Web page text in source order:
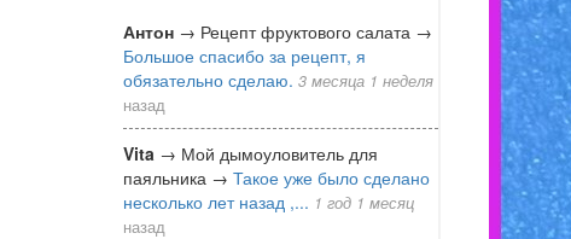
Антон → Рецепт фруктового салата →
Большое спасибо за рецепт, я
обязательно сделаю. 3 месяца 1 неделя
назад
Vita → Мой дымоуловитель для
паяльника → Такое уже было сделано
несколько лет назад ,... 1 год 1 месяц
назад